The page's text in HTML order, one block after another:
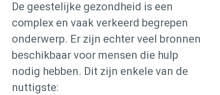
De geestelijke gezondheid is een
complex en vaak verkeerd begrepen
onderwerp. Er zijn echter veel bronnen
beschikbaar voor mensen die hulp
nodig hebben. Dit zijn enkele van de
nuttigste: